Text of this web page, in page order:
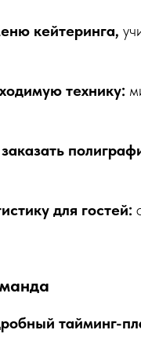
кейтеринга,
технику:
для гостей:
тайминг-